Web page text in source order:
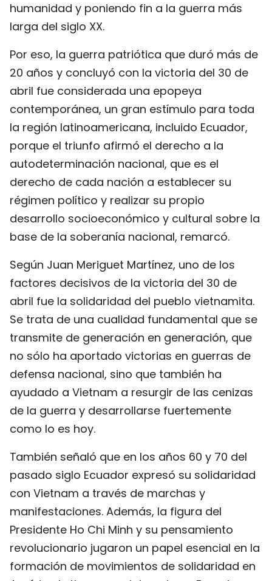
humanidad y poniendo fin a la guerra más
larga del siglo XX.
Por eso, la guerra patriótica que duró más de
20 años y concluyó con la victoria del 30 de
abril fue considerada una epopeya
contemporánea, un gran estímulo para toda
la región latinoamericana, incluido Ecuador,
porque el triunfo afirmó el derecho a la
autodeterminación nacional, que es el
derecho de cada nación a establecer su
régimen político y realizar su propio
desarrollo socioeconómico y cultural sobre la
base de la soberanía nacional, remarcó.
Según Juan Meriguet Martínez, uno de los
factores decisivos de la victoria del 30 de
abril fue la solidaridad del pueblo vietnamita.
Se trata de una cualidad fundamental que se
transmite de generación en generación, que
no sólo ha aportado victorias en guerras de
defensa nacional, sino que también ha
ayudado a Vietnam a resurgir de las cenizas
de la guerra y desarrollarse fuertemente
como lo es hoy.
También señaló que en los años 60 y 70 del
pasado siglo Ecuador expresó su solidaridad
con Vietnam a través de marchas y
manifestaciones. Además, la figura del
Presidente Ho Chi Minh y su pensamiento
revolucionario jugaron un papel esencial en la
formación de movimientos de solidaridad en